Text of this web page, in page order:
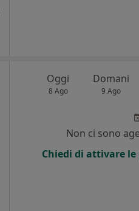
Oggi
8 Ago
Domani
9 Ago
Non ci sono
Chiedi di attivare